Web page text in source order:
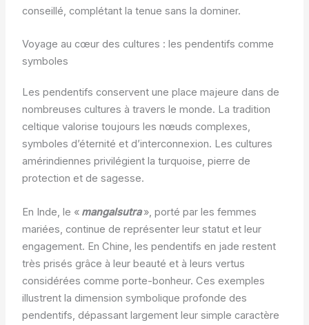
conseillé, complétant la tenue sans la dominer.
Voyage au cœur des cultures : les pendentifs comme
symboles
Les pendentifs conservent une place majeure dans de
nombreuses cultures à travers le monde. La tradition
celtique valorise toujours les nœuds complexes,
symboles d’éternité et d’interconnexion. Les cultures
amérindiennes privilégient la turquoise, pierre de
protection et de sagesse.
En Inde, le « mangalsutra», porté par les femmes
mariées, continue de représenter leur statut et leur
engagement. En Chine, les pendentifs en jade restent
très prisés grâce à leur beauté et à leurs vertus
considérées comme porte-bonheur. Ces exemples
illustrent la dimension symbolique profonde des
pendentifs, dépassant largement leur simple caractère